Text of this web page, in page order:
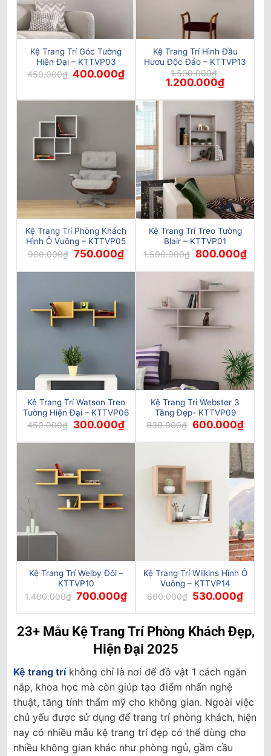
Kệ Trang Trí Góc Tường
Hiện Đại – KTTVP03
450.000₫ Giá
gốc
450.000₫.
400.000₫Giá
là:
400.000₫.
Kệ Trang Trí Hình Đầu
Hươu Độc Đáo – KTTVP13
1.500.000₫
Giá
gốc
là:
1.200.000₫Giá
tại
Kệ Trang Trí Phòng Khách
Hình Ô Vuông – KTTVP05
900.000₫ Giá
gốc
là:
750.000₫Giá
hiện
tại
Kệ Trang Trí Treo Tường
Blair – KTTVP01
1.500.000₫ Giá
gốc
là:
1.500.000₫.
800.000₫Giá
hiện
tại
Kệ Trang Trí Watson Treo
Tường Hiện Đại – KTTVP06
450.000₫ Giá
gốc
là:
300.000₫Giá
hiện
tại
Kệ Trang Trí Webster 3
Tầng Đẹp- KTTVP09
830.000₫ Giá
gốc
là:
830.000₫.
600.000₫Giá
hiện
tại
là:
Kệ Trang Trí Welby Đôi –
KTTVP10
1.400.000₫ Giá
gốc
là:
700.000₫Giá
tại
700.000₫.
Kệ Trang Trí Wilkins Hình Ô
Vuông – KTTVP14
600.000₫ Giá
gốc
là:
530.000₫Giá
tại
23+ Mẫu Kệ Trang Trí Phòng Khách Đẹp,
Hiện Đại 2025
Kệ trang tríkhông chỉ là nơi để đồ vật 1 cách ngăn
nắp, khoa học mà còn giúp tạo điểm nhấn nghệ
thuật, tăng tính thẩm mỹ cho không gian. Ngoài việc
chủ yếu được sử dụng để trang trí phòng khách, hiện
nay có nhiều mẫu kệ trang trí đẹp có thể dùng cho
nhiều không gian khác như phòng ngủ, gầm cầu